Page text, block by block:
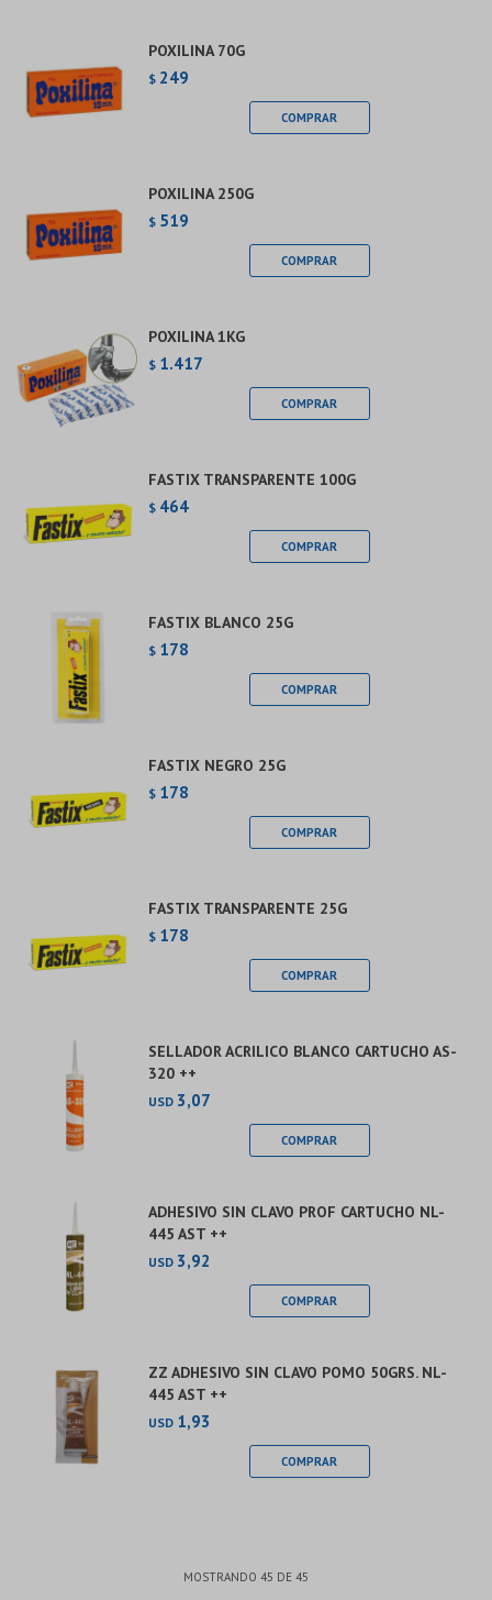
POXILINA 70G
$ 249
POXILINA 250G
$ 519
POXILINA 1KG
$ 1.417
FASTIX TRANSPARENTE 100G
$ 464
FASTIX BLANCO 25G
$ 178
FASTIX NEGRO 25G
$ 178
FASTIX TRANSPARENTE 25G
$ 178
SELLADOR ACRILICO BLANCO CARTUCHO AS-
320 ++
USD 3,07
ADHESIVO SIN CLAVO PROF CARTUCHO NL-
445 AST ++
USD 3,92
ZZ ADHESIVO SIN CLAVO POMO 50GRS. NL-
445 AST ++
USD 1,93
MOSTRANDO 45 DE 45